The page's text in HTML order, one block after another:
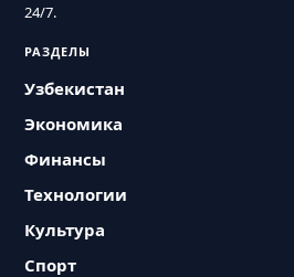
24/7.
РАЗДЕЛЫ
Узбекистан
Экономика
Финансы
Технологии
Культура
Спорт